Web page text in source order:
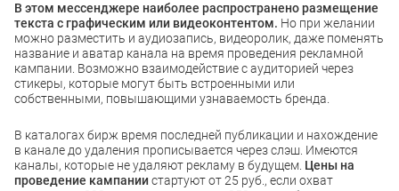
В этом мессенджере наиболее распространено размещение
текста с графическим или видеоконтентом. Но при желании
можно разместить и аудиозапись, видеоролик, даже поменять
название и аватар канала на время проведения рекламной
кампании. Возможно взаимодействие с аудиторией через
стикеры, которые могут быть встроенными или
собственными, повышающими узнаваемость бренда.
В каталогах бирж время последней публикации и нахождение
в канале до удаления прописывается через слэш. Имеются
каналы, которые не удаляют рекламу в будущем. Цены на
проведение кампаниистартуют от 25 руб., если охват